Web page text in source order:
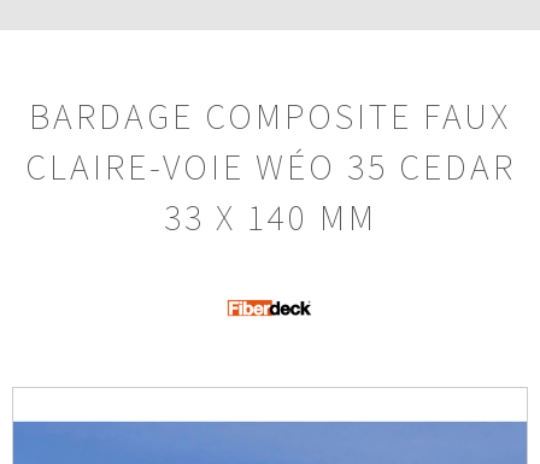
BARDAGE COMPOSITE FAUX
CLAIRE-VOIE WÉO 35 CEDAR
33 X 140 MM